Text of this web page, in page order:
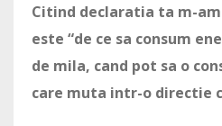
Citind declaratia ta m-
este “de ce sa consum
de mila, cand pot sa o
care muta intr-o directie